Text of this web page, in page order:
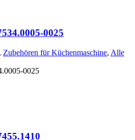
0025
, Zubehören für Küchenmaschine, Alle
0025